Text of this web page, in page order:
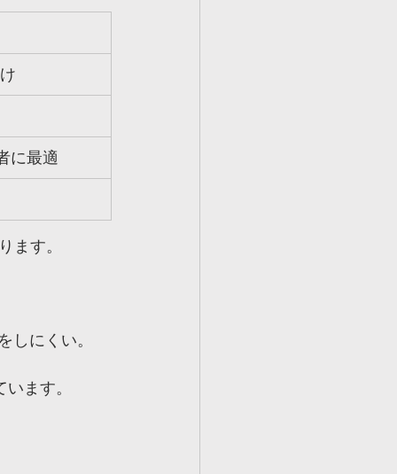
に最適
ます。
しにくい。
ます。